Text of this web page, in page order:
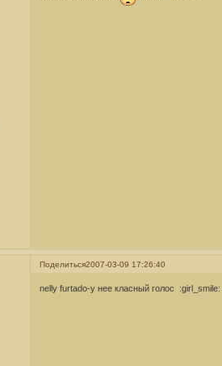
Поделиться2007-03-09 17:26:40
nelly furtado-у нее класный голос :girl_smile: